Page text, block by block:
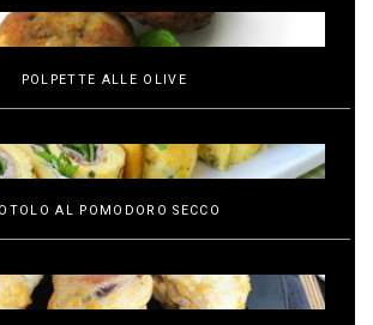
POLPETTE ALLE OLIVE
AL POMODORO SECCO